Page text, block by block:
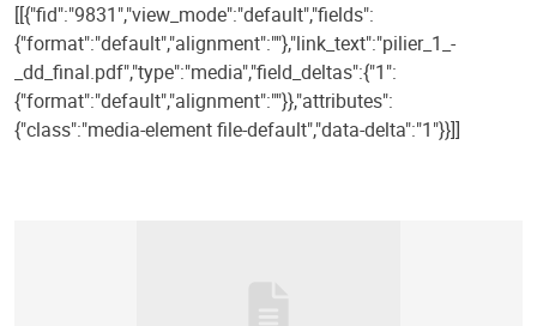
[[{"fid":"9831","view_mode":"default","fields":
{"format":"default","alignment":""},"link_text":"pilier_1_-
_dd_final.pdf","type":"media","field_deltas":{"1":
{"format":"default","alignment":""}},"attributes":
{"class":"media-element file-default","data-delta":"1"}}]]